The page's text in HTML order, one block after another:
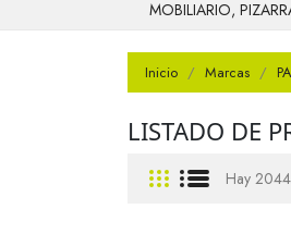
MOBILIARIO,
Inicio Marcas
LISTADO DE
Hay